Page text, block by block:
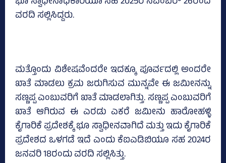
ವರದಿ ಸಲ್ಲಿಸಿದ್ದರು.
ಮತ್ತೊಂದು ವಿಶೇಷವೆಂದರೇ ಇದಕ್ಕೂ ಪೂರ್ವದಲ್ಲಿ ಅಂದರೇ
ಖಾತೆ ಮಾಡಲು ಕ್ರಮ ಜರುಗಿಸುವ ಮುನ್ನವೇ ಈ ಜಮೀನನ್ನು
ಸಣ್ಣಪ್ಪ ಎಂಬುವರಿಗೆ ಖಾತೆ ಮಾಡಲಾಗಿತ್ತು. ಸಣ್ಣಪ್ಪ ಎಂಬುವರಿಗೆ
ಖಾತೆ ಆಗಿರುವ ಈ ಎರಡು ಎಕರೆ ಜಮೀನು ಹಾರೋಹಳ್ಳಿ
ಕೈಗಾರಿಕೆ ಪ್ರದೇಶಕ್ಕೆ ಭೂ ಸ್ವಾಧೀನವಾಗಿದೆ ಮತ್ತು ಇದು ಕೈಗಾರಿಕೆ
ಪ್ರದೇಶದ ಒಳಗಡೆ ಇದೆ ಎಂದು ಕೆಐಎಡಿಬಿಯೂ ಸಹ 2024ರ
ಜನವರಿ 18ರಂದು ವರದಿ ಸಲ್ಲಿಸಿತ್ತು.